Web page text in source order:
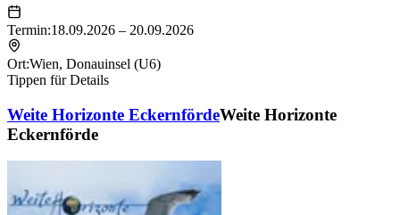
Termin:18.09.2026 – 20.09.2026
Ort:Wien, Donauinsel (U6)
Tippen für Details
Weite Horizonte EckernfördeWeite Horizonte
Eckernförde